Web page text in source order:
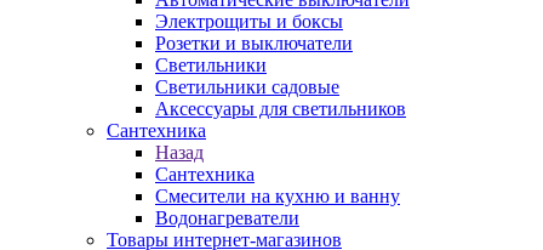
Электрощиты и боксы
Розетки и выключатели
Светильники
Светильники садовые
Аксессуары для светильников
Сантехника
Назад
Сантехника
Смесители на кухню и ванну
Водонагреватели
Товары интернет-магазинов